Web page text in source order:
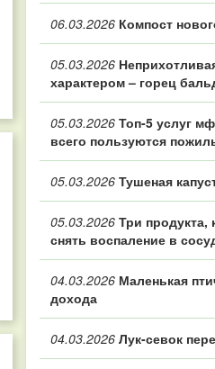
06.03.2026 Компост
05.03.2026
характером – горец
05.03.2026 Топ‑5 услуг
всего пользуются
05.03.2026 Тушеная
05.03.2026 Три продукта,
снять воспаление в
04.03.2026 Маленькая
дохода
04.03.2026 Лук-севок